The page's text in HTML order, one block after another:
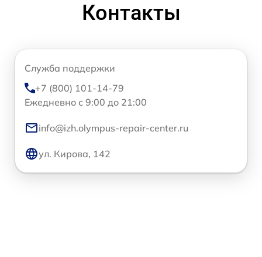
Контакты
Служба поддержки
+7 (800) 101-14-79
Ежедневно с 9:00 до 21:00
info@izh.olympus-repair-center.ru
ул. Кирова, 142